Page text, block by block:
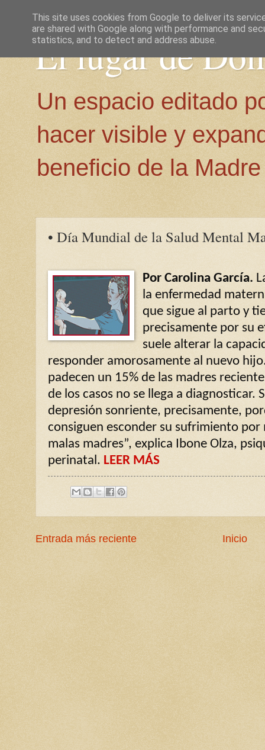
El lugar de
Un espacio editado
hacer visible y
beneficio de la
• Día Mundial de la Salud Mental
Por Carolina García.
la enfermedad
que sigue al parto y
precisamente por su
suele alterar la
responder amorosamente al nuevo
padecen un 15% de las madres
de los casos no se llega a diagnosticar.
depresión sonriente, precisamente,
consiguen esconder su sufrimiento por
malas madres”, explica Ibone Olza,
perinatal. LEER MÁS
Entrada más reciente Inicio
This site uses cookies from Google to deliver its
are shared with Google along with performance and
statistics, and to detect and address abuse.